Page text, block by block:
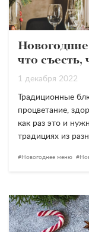
что съесть,
1 декабря 2022
Традиционные
процветание,
как раз это и
традициях из
Новогоднее меню